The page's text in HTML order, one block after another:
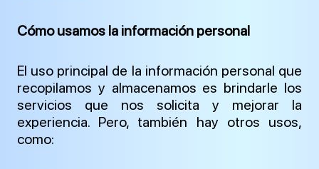
Cómo usamos la información personal
El uso principal de la información personal que
recopilamos y almacenamos es brindarle los
servicios que nos solicita y mejorar la
experiencia. Pero, también hay otros usos,
como: